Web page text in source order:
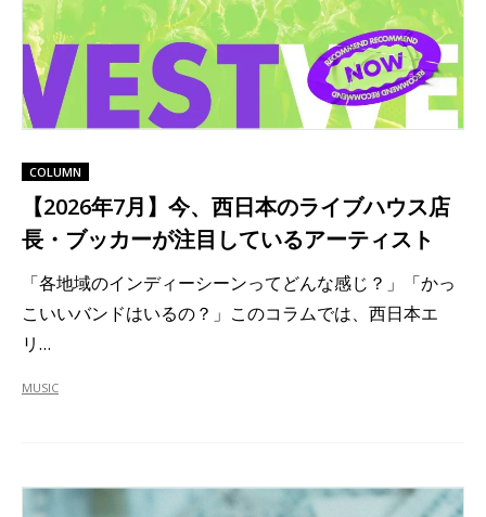
COLUMN
【2026年7月】今、西日本のライブハウス店
長・ブッカーが注目しているアーティスト
「各地域のインディーシーンってどんな感じ？」「かっ
こいいバンドはいるの？」このコラムでは、西日本エ
リ…
MUSIC